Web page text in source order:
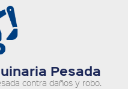
Pesada
contra daños y robo.